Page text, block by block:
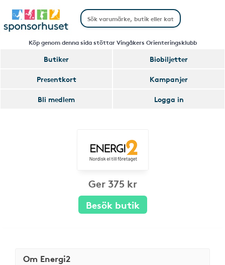
Köp genom denna sida stöttar Vingåkers Orienteringsklubb
Butiker
Biobiljetter
Presentkort
Kampanjer
Bli medlem
Logga in
Ger 375 kr
Besök butik
Om Energi2